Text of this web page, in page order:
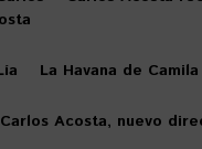
La Havana de
Carlos Acosta, nuevo